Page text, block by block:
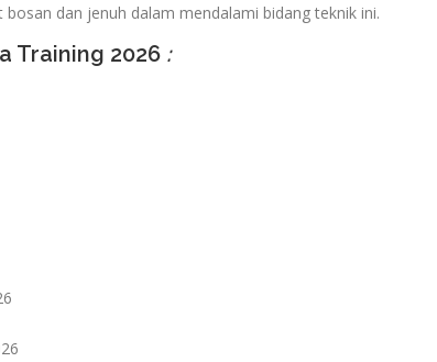
dan jenuh dalam mendalami bidang teknik ini.
Training 2026 :